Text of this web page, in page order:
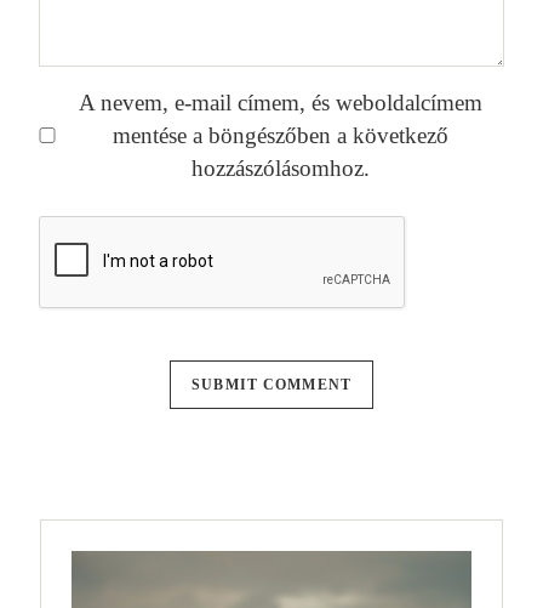
A nevem, e-mail címem, és weboldalcímem
mentése a böngészőben a következő
hozzászólásomhoz.